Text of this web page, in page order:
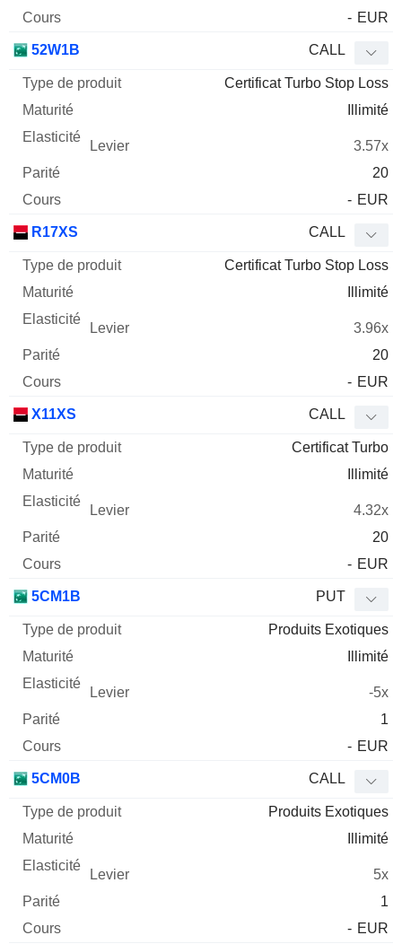
- EUR
52W1B CALL
Certificat Turbo Stop Loss
Illimité
3.57x
20
- EUR
R17XS CALL
Certificat Turbo Stop Loss
Illimité
3.96x
20
- EUR
X11XS CALL
Certificat Turbo
Illimité
4.32x
20
- EUR
5CM1B PUT
Produits Exotiques
Illimité
-5x
1
- EUR
5CM0B CALL
Produits Exotiques
Illimité
5x
1
- EUR